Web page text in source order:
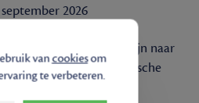
2026
die op zoek zijn naar
ruimte op een strategische
vancookiesom
te verbeteren.